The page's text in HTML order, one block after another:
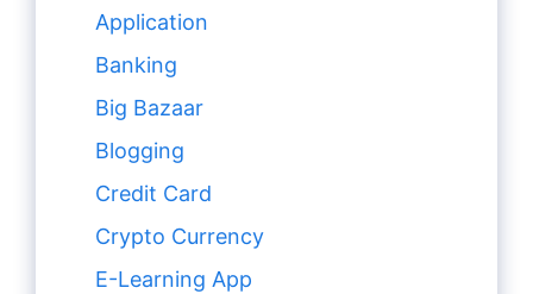
Application
Banking
Big Bazaar
Blogging
Credit Card
Crypto Currency
E-Learning App